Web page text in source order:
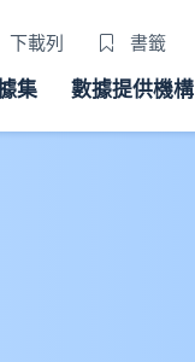
下載列 書籤
集 數據提供機構